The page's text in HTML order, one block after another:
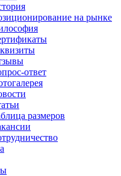
на рынке
ответ
размеров